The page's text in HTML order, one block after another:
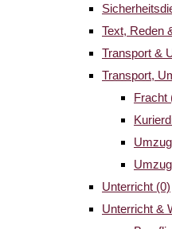
Text, Reden
Transport &
Transport,
Fracht
Unterricht (0)
Unterricht &